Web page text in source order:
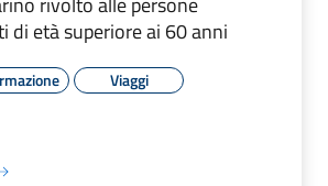
di età superiore ai 60 anni
Viaggi